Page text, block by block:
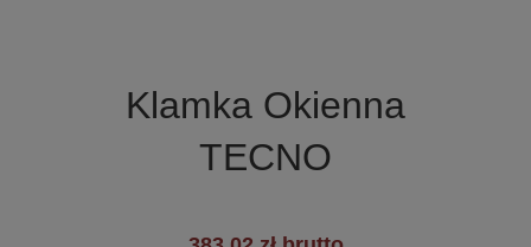
Klamka Okienna
TECNO